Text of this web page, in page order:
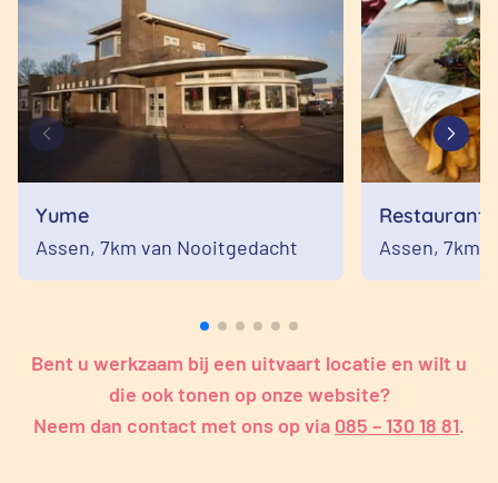
Yume
Assen, 7km van Nooitgedacht
Restaurant
Assen, 7km
Bent u werkzaam bij een uitvaart locatie en wilt u
die ook tonen op onze website?
Neem dan contact met ons op via 085 – 130 18 81.